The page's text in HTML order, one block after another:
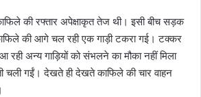
की रफ्तार अपेक्षाकृत तेज थी। इसी बीच सड़क
की आगे चल रही एक गाड़ी टकरा गई। टक्कर
अन्य गाड़ियों को संभलने का मौका नहीं मिला
गईं। देखते ही देखते काफिले की चार वाहन